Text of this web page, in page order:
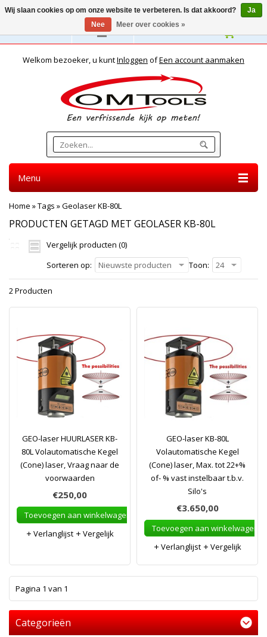
Nederlands
Welkom bezoeker, u kuntInloggen ofEen account aanmaken
Menu
Home »Tags »Geolaser KB-80L
PRODUCTEN GETAGD MET GEOLASER KB-80L
Vergelijk producten (0)
Sorteren op:
Nieuwste producten Toon: 24
2 Producten
GEO-laser HUURLASER KB-
80L Volautomatische Kegel
(Cone) laser, Vraag naar de
voorwaarden
€250,00
Toevoegen aan winkelwagen
Verlanglijst
Vergelijk
GEO-laser KB-80L
Volautomatische Kegel
(Cone) laser, Max. tot 22+%
of- % vast instelbaar t.b.v.
Silo's
€3.650,00
Toevoegen aan winkelwagen
Verlanglijst
Vergelijk
Pagina 1 van 1
Categorieën
Wij slaan cookies op om onze website te verbeteren. Is dat akkoord?
Ja
Nee
Meer over cookies »